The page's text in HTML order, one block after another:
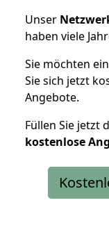
Unser
haben viele
Sie möchten
Sie sich jetzt
Angebote.
Füllen Sie jetzt
kostenlose